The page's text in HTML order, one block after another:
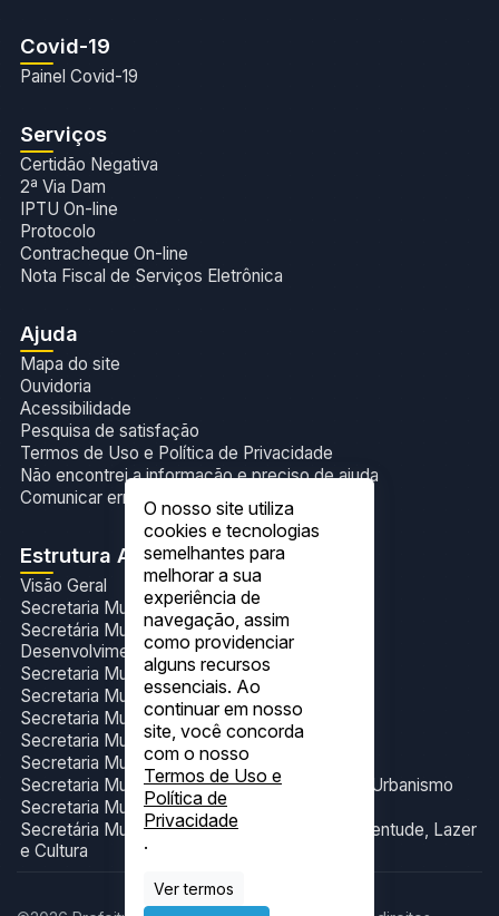
Covid-19
Painel Covid-19
Serviços
Certidão Negativa
2ª Via Dam
IPTU On-line
Protocolo
Contracheque On-line
Nota Fiscal de Serviços Eletrônica
Ajuda
Mapa do site
Ouvidoria
Acessibilidade
Pesquisa de satisfação
Termos de Uso e Política de Privacidade
Não encontrei a informação e preciso de ajuda
Comunicar erros no site
Estrutura Administrativa
Visão Geral
Secretaria Municipal de Administração
Secretária Municipal de Agricultura,Pecuária e
Desenvolvimento Sustentável
Secretaria Municipal de Assistência Social
Secretaria Municipal de Assuntos Indígenas
Secretaria Municipal de Educação
Secretaria Municipal de Finanças
Secretaria Municipal de Meio Ambiente
Secretaria Municipal de Obras, Transportes e Urbanismo
Secretaria Municipal de Saúde
Secretária Municipal de Turismo, Esporte, Juventude, Lazer
e Cultura
O nosso site utiliza
cookies e tecnologias
semelhantes para
melhorar a sua
experiência de
navegação, assim
como providenciar
alguns recursos
essenciais. Ao
continuar em nosso
site, você concorda
com o nosso
Termos de Uso e
Política de
Privacidade
.
Ver termos